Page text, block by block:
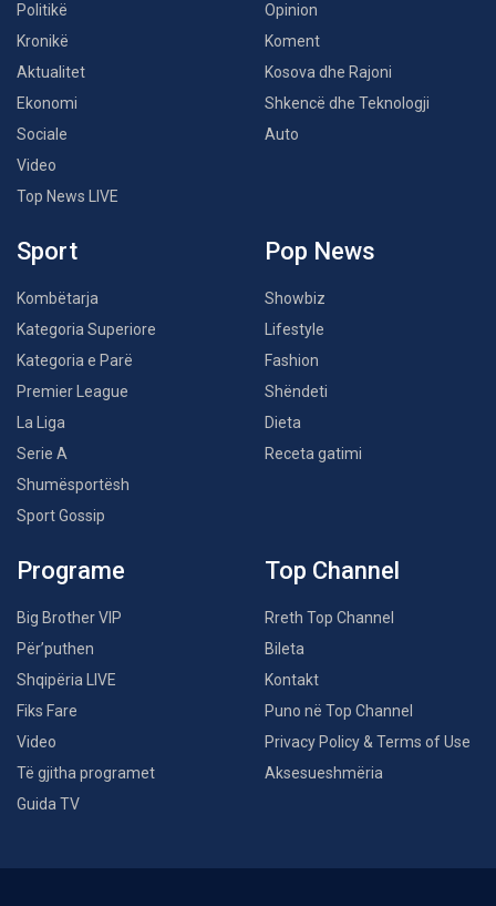
Politikë
Kronikë
Aktualitet
Ekonomi
Sociale
Video
Top News LIVE
Opinion
Koment
Kosova dhe Rajoni
Shkencë dhe Teknologji
Auto
Sport
Kombëtarja
Kategoria Superiore
Kategoria e Parë
Premier League
La Liga
Serie A
Shumësportësh
Sport Gossip
Pop News
Showbiz
Lifestyle
Fashion
Shëndeti
Dieta
Receta gatimi
Programe
Big Brother VIP
Për’puthen
Shqipëria LIVE
Fiks Fare
Video
Të gjitha programet
Guida TV
Top Channel
Rreth Top Channel
Bileta
Kontakt
Puno në Top Channel
Privacy Policy & Terms of Use
Aksesueshmëria